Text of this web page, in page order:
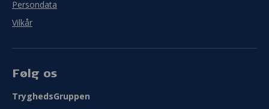
Persondata
Vilkår
Følg os
TryghedsGruppen